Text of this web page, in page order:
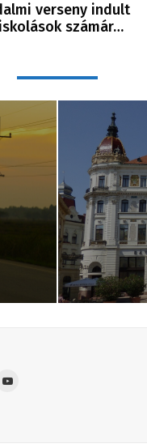
verseny indult
számár…